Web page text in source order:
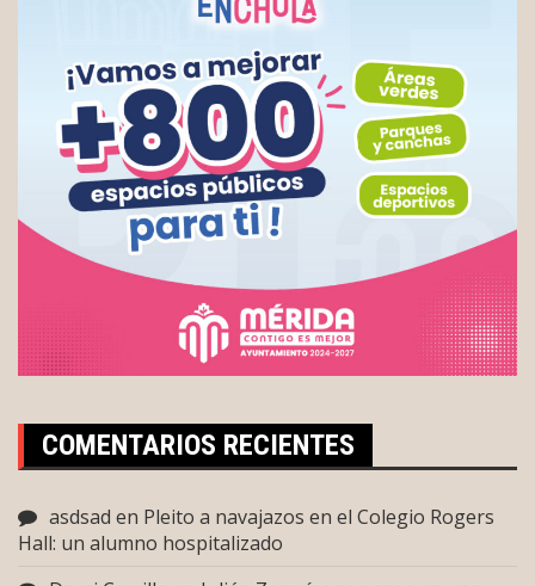
COMENTARIOS RECIENTES
asdsad en Pleito a navajazos en el Colegio Rogers
Hall: un alumno hospitalizado